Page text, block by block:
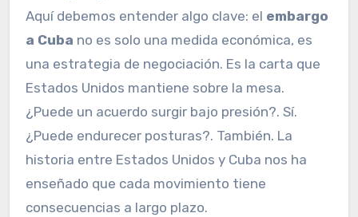
Aquí debemos entender algo clave: el embargo
a Cuba no es solo una medida económica, es
una estrategia de negociación. Es la carta que
Estados Unidos mantiene sobre la mesa.
¿Puede un acuerdo surgir bajo presión?. Sí.
¿Puede endurecer posturas?. También. La
historia entre Estados Unidos y Cuba nos ha
enseñado que cada movimiento tiene
consecuencias a largo plazo.